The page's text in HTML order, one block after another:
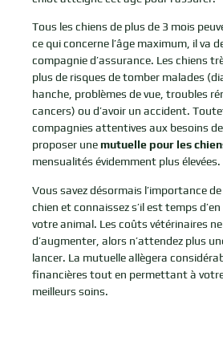
Tous les chiens de plus de 3 mois
ce qui concerne l’âge maximum, il va
compagnie d’assurance. Les chiens
plus de risques de tomber malades
hanche, problèmes de vue, troubles
cancers) ou d’avoir un accident.
compagnies attentives aux besoins
proposer unemutuelle pour les
mensualités évidemment plus élevées.
Vous savez désormais l’importance
chien et connaissez s’il est temps
votre animal. Les coûts vétérinaires
d’augmenter, alors n’attendez plus
lancer. La mutuelle allègera
financières tout en permettant à votre
meilleurs soins.